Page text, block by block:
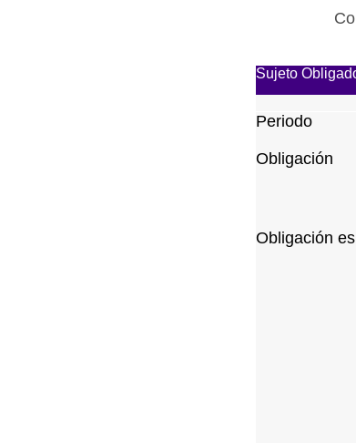
Sujeto
Periodo
Obligación
Obligación